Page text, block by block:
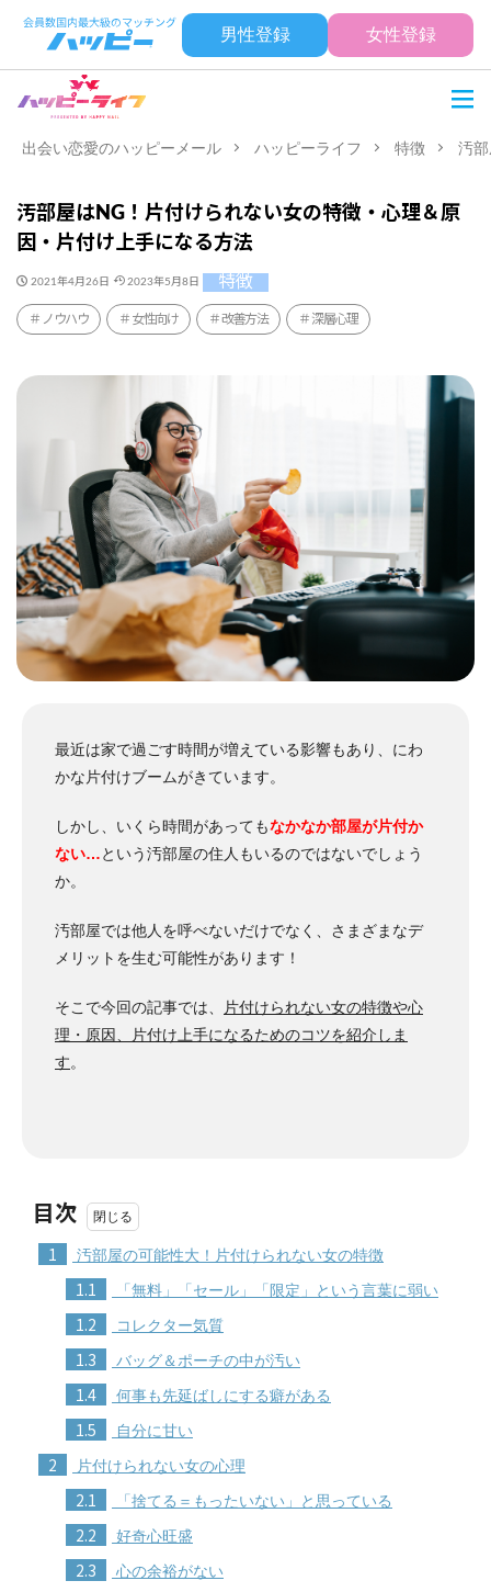
男性登録 女性登録
出会い恋愛のハッピーメール ハッピーライフ 特徴 汚
汚部屋はNG！片付けられない女の特徴・心理＆原
因・片付け上手になる方法
2021年4月26日 2023年5月8日 特徴
ノウハウ 女性向け 改善方法 深層心理
最近は家で過ごす時間が増えている影響もあり、にわ
かな片付けブームがきています。
しかし、いくら時間があってもなかなか部屋が片付か
ない…という汚部屋の住人もいるのではないでしょう
か。
汚部屋では他人を呼べないだけでなく、さまざまなデ
メリットを生む可能性があります！
そこで今回の記事では、
片付けられない女の特徴や心
理・原因、片付け上手になるためのコツを紹介しま
す。
目次
1 汚部屋の可能性大！片付けられない女の特徴
1.1 「無料」「セール」「限定」という言葉に弱い
1.2 コレクター気質
1.3 バッグ＆ポーチの中が汚い
1.4 何事も先延ばしにする癖がある
1.5 自分に甘い
2 片付けられない女の心理
2.1 「捨てる＝もったいない」と思っている
2.2 好奇心旺盛
2.3 心の余裕がない